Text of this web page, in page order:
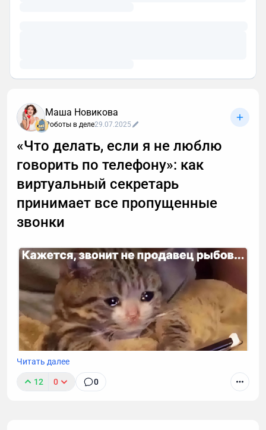
Маша Новикова
Роботы в деле29.07.2025
«Что делать, если я не люблю
говорить по телефону»: как
виртуальный секретарь
принимает все пропущенные
звонки
Читать далее
12 0 0